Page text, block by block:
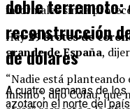
informales sin la
Hay29 brotes de
grande de España,
“Nadie está
mismo”, dijo Colau, que
doble terremoto:
reconstrucción
de dólares
A cuatro semanas de
azotaron el norte del